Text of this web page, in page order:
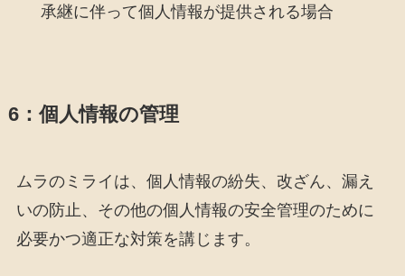
承継に伴って個人情報が提供される場合
6：個人情報の管理
ムラのミライは、個人情報の紛失、改ざん、漏え
いの防止、その他の個人情報の安全管理のために
必要かつ適正な対策を講じます。